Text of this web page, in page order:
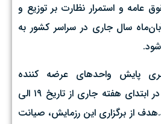
عامه و استمرار نظارت بر توزیع و
آفت‌کش‌ها، ۱۹ آبان‌ماه سال جاری در سراسر کشور به
پایش واحد‌های عرضه کننده
آفت‌کش‌های کشاورزی در ابتدای هفته جاری از تاریخ ۱۹ الی
از برگزاری این رزمایش، صیانت